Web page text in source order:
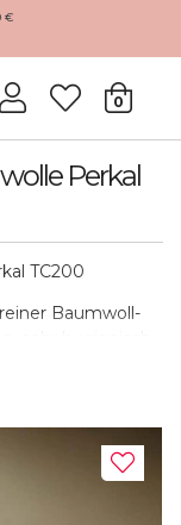
€
0
Perkal
TC200
Baumwoll-
speichern
Note, die
werden mit
Garne gefärbt